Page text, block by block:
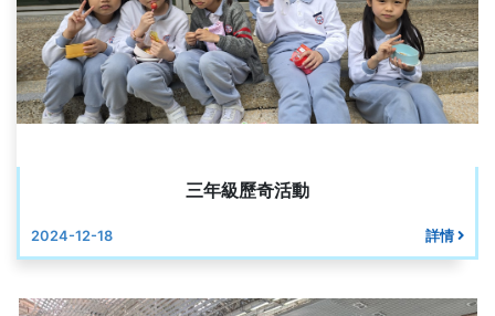
三年級歷奇活動
2024-12-18 詳情